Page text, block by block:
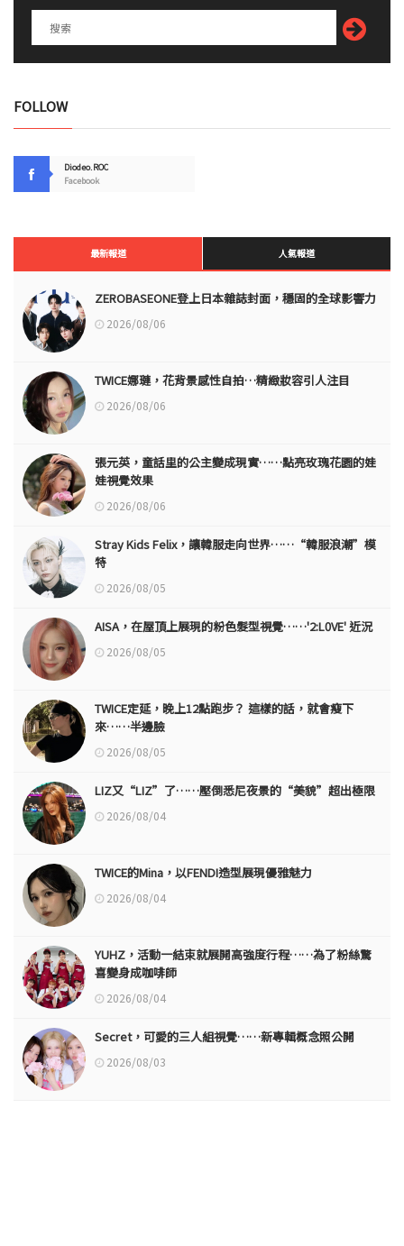
FOLLOW
Diodeo.ROC
Facebook
最新報道 人氣報道
ZEROBASEONE登上日本雜誌封面，穩固的全球影響力
2026/08/06
TWICE娜璉，花背景感性自拍…精緻妝容引人注目
2026/08/06
張元英，童話里的公主變成現實……點亮玫瑰花園的娃
娃視覺效果
2026/08/06
Stray Kids Felix，讓韓服走向世界……“韓服浪潮”模
特
2026/08/05
AISA，在屋頂上展現的粉色髮型視覺……'2:L0VE' 近況
2026/08/05
TWICE定延，晚上12點跑步？ 這樣的話，就會瘦下
來……半邊臉
2026/08/05
LIZ又“LIZ”了……壓倒悉尼夜景的“美貌”超出極限
2026/08/04
TWICE的Mina，以FENDI造型展現優雅魅力
2026/08/04
YUHZ，活動一結束就展開高強度行程……為了粉絲驚
喜變身成咖啡師
2026/08/04
Secret，可愛的三人組視覺……新專輯概念照公開
2026/08/03